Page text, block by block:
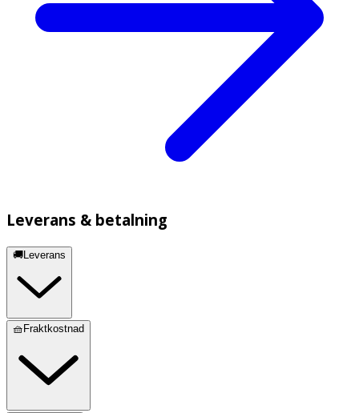
Leverans & betalning
🚚Leverans
🧺Fraktkostnad